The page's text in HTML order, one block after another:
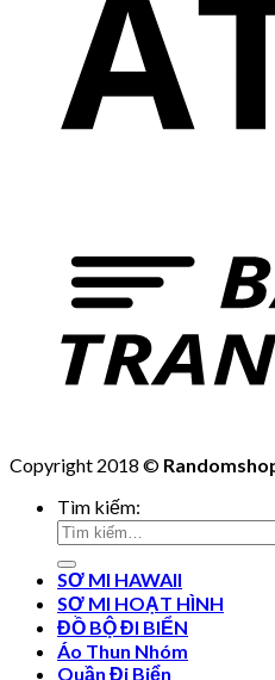
Copyright 2018 ©
Tìm kiếm:
SƠ MI HAWAII
SƠ MI HOẠT HÌNH
ĐỒ BỘ ĐI BIỂN
Áo Thun Nhóm
Quần Đi Biển